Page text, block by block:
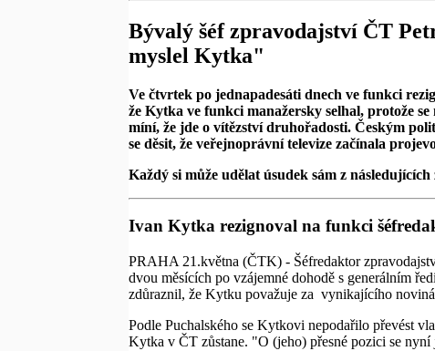
Bývalý šéf zpravodajství ČT
myslel Kytka"
Ve čtvrtek po jednapadesáti dnech ve funkci
že Kytka ve funkci manažersky selhal, protože
míní, že jde o vítězství druhořadosti. Českým
se děsit, že veřejnoprávní televize začínala
Každý si může udělat úsudek sám z
Ivan Kytka rezignoval na funkci
PRAHA 21.května (ČTK) - Šéfredaktor
dvou měsících po vzájemné dohodě s generálním
zdůraznil, že Kytku považuje za vynikajícího
Podle Puchalského se Kytkovi nepodařilo převést
Kytka v ČT zůstane. "O (jeho) přesné pozici se nyní